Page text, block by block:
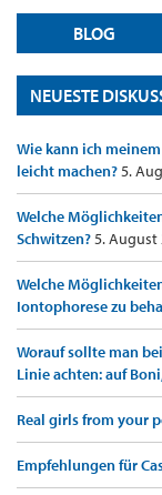
BLOG
NEUESTE
Wie kann ich
leicht machen?5.
Welche
Schwitzen?5. August
Welche
Iontophorese zu
Worauf sollte man
Linie achten: auf
Real girls from your
Empfehlungen für